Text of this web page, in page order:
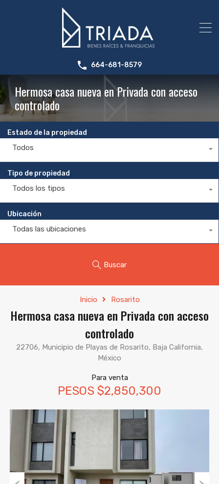
664-681-8579
Hermosa casa nueva en Privada con acceso
controlado
Estado de la propiedad
Todos
Tipo de propiedad
Todos los tipos
Ubicación
Todas las ubicaciones
Buscar
Inicio Rosarito
Hermosa casa nueva en Privada con acceso
controlado
22706, Municipio de Playas de Rosarito, Baja California,
México
Para venta
PESOS $2,850,300